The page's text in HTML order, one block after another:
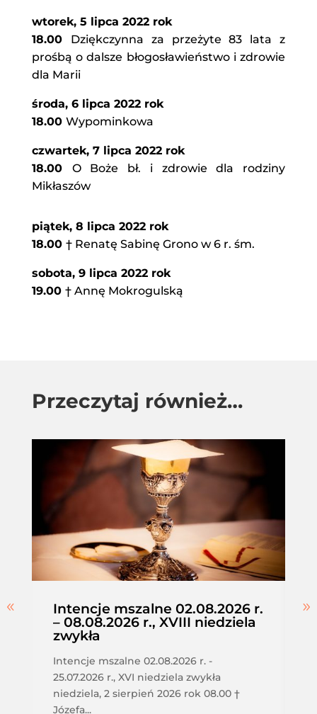
wtorek, 5 lipca 2022 rok
18.00 Dziękczynna za przeżyte 83 lata z
prośbą o dalsze błogosławieństwo i zdrowie
dla Marii
środa, 6 lipca 2022 rok
18.00 Wypominkowa
czwartek, 7 lipca 2022 rok
18.00 O Boże bł. i zdrowie dla rodziny
Mikłaszów
piątek, 8 lipca 2022 rok
18.00 † Renatę Sabinę Grono w 6 r. śm.
sobota, 9 lipca 2022 rok
19.00 † Annę Mokrogulską
Przeczytaj również…
Intencje mszalne 02.08.2026 r.
– 08.08.2026 r., XVIII niedziela
zwykła
Intencje mszalne 02.08.2026 r. -
25.07.2026 r., XVI niedziela zwykła
niedziela, 2 sierpień 2026 rok 08.00 †
Józefa...